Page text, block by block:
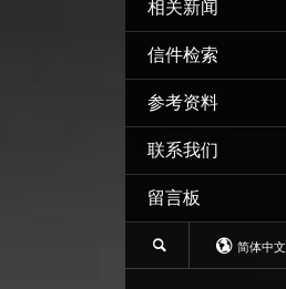
相关新闻
信件检索
参考资料
联系我们
留言板
简体中文